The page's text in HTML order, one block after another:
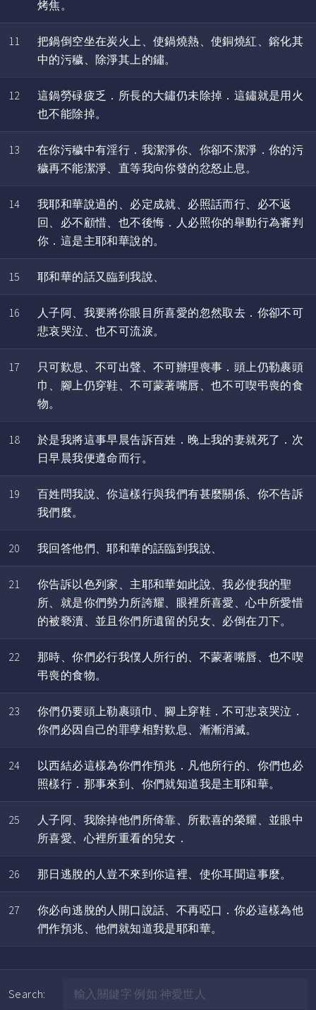
烤焦。
11
把鍋倒空坐在炭火上、使鍋燒熱、使銅燒紅、鎔化其
中的污穢、除淨其上的鏽。
12
這鍋勞碌疲乏．所長的大鏽仍未除掉．這鏽就是用火
也不能除掉。
13
在你污穢中有淫行．我潔淨你、你卻不潔淨．你的污
穢再不能潔淨、直等我向你發的忿怒止息。
14
我耶和華說過的、必定成就、必照話而行、必不返
回、必不顧惜、也不後悔．人必照你的舉動行為審判
你．這是主耶和華說的。
15 耶和華的話又臨到我說、
16
人子阿、我要將你眼目所喜愛的忽然取去．你卻不可
悲哀哭泣、也不可流淚。
17
只可歎息、不可出聲、不可辦理喪事．頭上仍勒裹頭
巾、腳上仍穿鞋、不可蒙著嘴唇、也不可喫弔喪的食
物。
18
於是我將這事早晨告訴百姓．晚上我的妻就死了．次
日早晨我便遵命而行。
19
百姓問我說、你這樣行與我們有甚麼關係、你不告訴
我們麼。
20 我回答他們、耶和華的話臨到我說、
21
你告訴以色列家、主耶和華如此說、我必使我的聖
所、就是你們勢力所誇耀、眼裡所喜愛、心中所愛惜
的被褻瀆、並且你們所遺留的兒女、必倒在刀下。
22
那時、你們必行我僕人所行的、不蒙著嘴唇、也不喫
弔喪的食物。
23
你們仍要頭上勒裹頭巾、腳上穿鞋．不可悲哀哭泣．
你們必因自己的罪孽相對歎息、漸漸消滅。
24
以西結必這樣為你們作預兆．凡他所行的、你們也必
照樣行．那事來到、你們就知道我是主耶和華。
25
人子阿、我除掉他們所倚靠、所歡喜的榮耀、並眼中
所喜愛、心裡所重看的兒女．
26 那日逃脫的人豈不來到你這裡、使你耳聞這事麼。
27
你必向逃脫的人開口說話、不再啞口．你必這樣為他
們作預兆、他們就知道我是耶和華。
Search: